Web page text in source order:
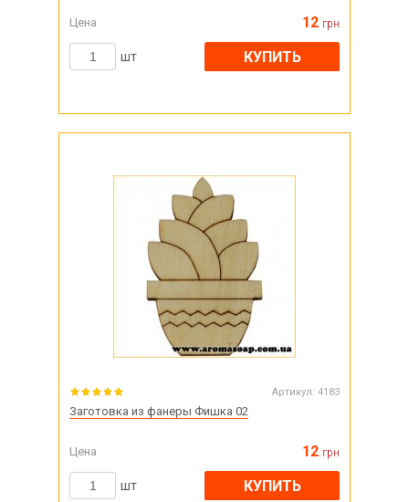
Цена 12 грн
шт КУПИТЬ
Артикул: 4183
Заготовка из фанеры Фишка 02
Цена 12 грн
шт КУПИТЬ